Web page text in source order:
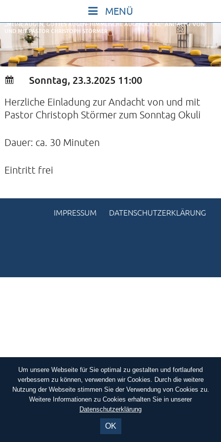
content
START
IN STILLE SEIN
SINGEN UND SCHWEIGEN
BEWEGEN UND TANZEN
GOTT UND DAS LEBEN FEIERN
HEILKRAFT DES KÖRPERS
STILLE UND SPIEL FÜR KINDER UND
VORTRÄGE
ALLE TERMINE
ARCHIV
IMPRESSUM
DATENSCHUTZERKLÄRUNG
„MEINE AUGEN, GOTTES AUGEN- HIMMLISCHE AUGENBLICKE“ ANDACHT VON
UND MIT PASTOR CHRISTOPH STÖRMER
Sonntag, 23.3.2025 11:00
Herzliche Einladung zur Andacht von und mit
Pastor Christoph Störmer zum Sonntag Okuli
Dauer: ca. 30 Minuten
Eintritt frei
IMPRESSUM DATENSCHUTZERKLÄRUNG
Um unsere Webseite für Sie optimal zu gestalten und fortlaufend
verbessern zu können, verwenden wir Cookies. Durch die weitere
Nutzung der Webseite stimmen Sie der Verwendung von Cookies zu.
Weitere Informationen zu Cookies erhalten Sie in unserer
Datenschutzerklärung
OK